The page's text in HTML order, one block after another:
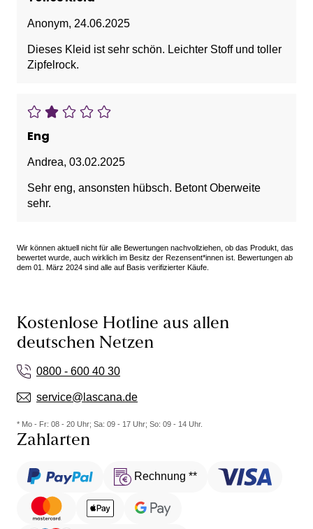
Anonym, 24.06.2025
Dieses Kleid ist sehr schön. Leichter Stoff und toller
Zipfelrock.
Eng
Andrea, 03.02.2025
Sehr eng, ansonsten hübsch. Betont Oberweite
sehr.
Wir können aktuell nicht für alle Bewertungen nachvollziehen, ob das Produkt, das
bewertet wurde, auch wirklich im Besitz der Rezensent*innen ist. Bewertungen ab
dem 01. März 2024 sind alle auf Basis verifizierter Käufe.
Kostenlose Hotline aus allen
deutschen Netzen
0800 - 600 40 30
service@lascana.de
* Mo - Fr: 08 - 20 Uhr; Sa: 09 - 17 Uhr; So: 09 - 14 Uhr.
Zahlarten
Rechnung **